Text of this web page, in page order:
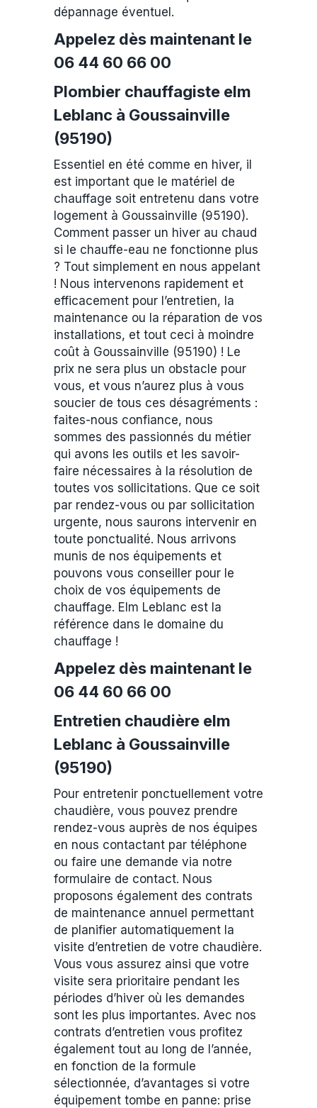
dépannage éventuel.
Appelez dès maintenant le
06 44 60 66 00
Plombier chauffagiste elm
Leblanc à Goussainville
(95190)
Essentiel en été comme en hiver, il
est important que le matériel de
chauffage soit entretenu dans votre
logement à Goussainville (95190).
Comment passer un hiver au chaud
si le chauffe-eau ne fonctionne plus
? Tout simplement en nous appelant
! Nous intervenons rapidement et
efficacement pour l’entretien, la
maintenance ou la réparation de vos
installations, et tout ceci à moindre
coût à Goussainville (95190) ! Le
prix ne sera plus un obstacle pour
vous, et vous n’aurez plus à vous
soucier de tous ces désagréments :
faites-nous confiance, nous
sommes des passionnés du métier
qui avons les outils et les savoir-
faire nécessaires à la résolution de
toutes vos sollicitations. Que ce soit
par rendez-vous ou par sollicitation
urgente, nous saurons intervenir en
toute ponctualité. Nous arrivons
munis de nos équipements et
pouvons vous conseiller pour le
choix de vos équipements de
chauffage. Elm Leblanc est la
référence dans le domaine du
chauffage !
Appelez dès maintenant le
06 44 60 66 00
Entretien chaudière elm
Leblanc à Goussainville
(95190)
Pour entretenir ponctuellement votre
chaudière, vous pouvez prendre
rendez-vous auprès de nos équipes
en nous contactant par téléphone
ou faire une demande via notre
formulaire de contact. Nous
proposons également des contrats
de maintenance annuel permettant
de planifier automatiquement la
visite d’entretien de votre chaudière.
Vous vous assurez ainsi que votre
visite sera prioritaire pendant les
périodes d’hiver où les demandes
sont les plus importantes. Avec nos
contrats d’entretien vous profitez
également tout au long de l’année,
en fonction de la formule
sélectionnée, d’avantages si votre
équipement tombe en panne: prise